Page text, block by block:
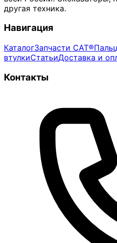
другая техника.
Навигация
КаталогЗапчасти CAT®
втулкиСтатьиДоставка и
Контакты